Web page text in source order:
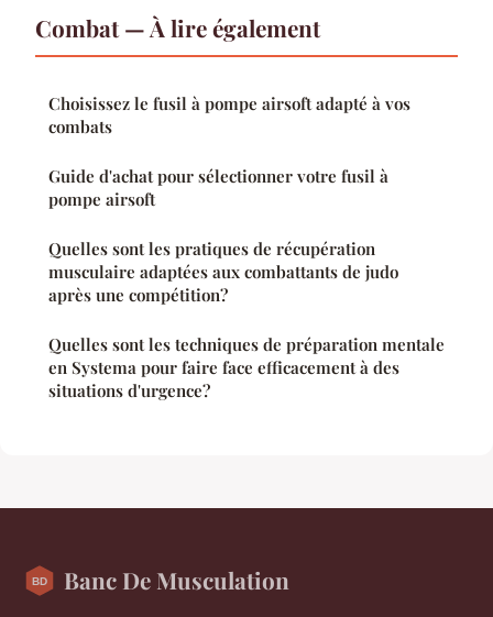
Combat — À lire également
Choisissez le fusil à pompe airsoft adapté à vos
combats
Guide d'achat pour sélectionner votre fusil à
pompe airsoft
Quelles sont les pratiques de récupération
musculaire adaptées aux combattants de judo
après une compétition?
Quelles sont les techniques de préparation mentale
en Systema pour faire face efficacement à des
situations d'urgence?
Banc De Musculation